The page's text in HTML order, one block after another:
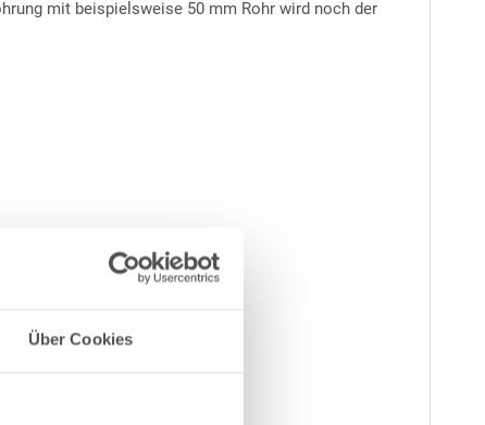
Über Cookies
mit beispielsweise 50 mm Rohr wird noch der